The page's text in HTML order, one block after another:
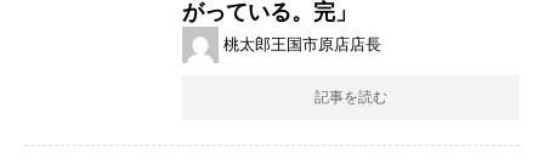
がっている。完」
桃太郎王国市原店店長
記事を読む